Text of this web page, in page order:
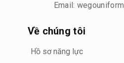
Email:
Về chúng tôi
Hồ sơ năng lực